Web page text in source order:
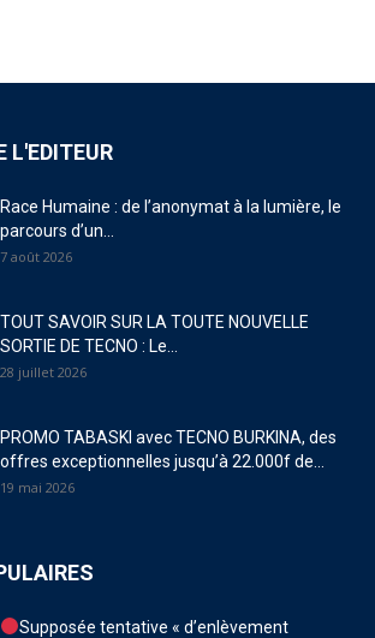
L'EDITEUR
Race Humaine : de l’anonymat à la lumière, le
parcours d’un...
7 août 2026
TOUT SAVOIR SUR LA TOUTE NOUVELLE
SORTIE DE TECNO : Le...
28 juillet 2026
PROMO TABASKI avec TECNO BURKINA, des
offres exceptionnelles jusqu’à 22.000f de...
19 mai 2026
Supposée tentative « d’enlèvement